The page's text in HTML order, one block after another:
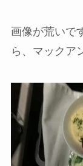
画像が荒いで
ら、マックア